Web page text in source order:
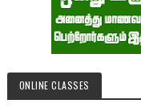
ONLINE CLASSES